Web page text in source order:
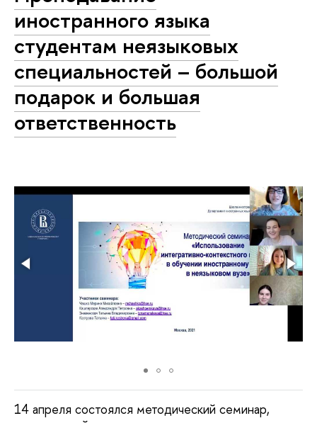
иностранного языка
студентам неязыковых
специальностей – большой
подарок и большая
ответственность
14 апреля состоялся методический семинар,